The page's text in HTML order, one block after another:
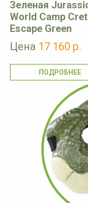
Зеленая
World Camp
Escape Green
Цена 17 160 р.
ПОДРОБНЕЕ